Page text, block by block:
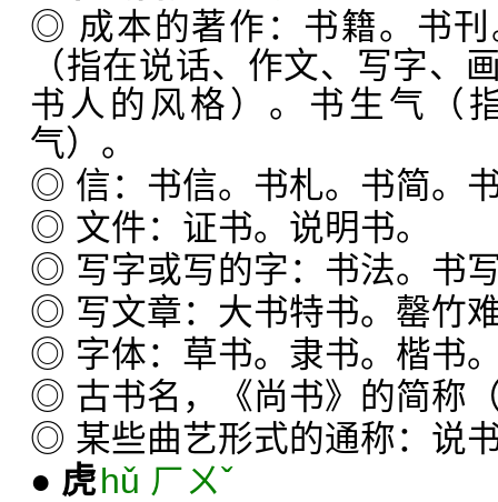
◎ 成本的著作：书籍。书
（指在说话、作文、写字、
书人的风格）。书生气（
气）。
◎ 信：书信。书札。书简。
◎ 文件：证书。说明书。
◎ 写字或写的字：书法。书
◎ 写文章：大书特书。罄竹
◎ 字体：草书。隶书。楷书
◎ 古书名，《尚书》的简称
◎ 某些曲艺形式的通称：说
● 虎hǔ ㄏㄨˇ